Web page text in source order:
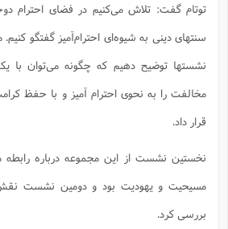
توتام گفت: تلاش می‌کنیم در فضای احترام
سنتهای دینی به شیوه‌ای احترام‌آمیز گفتگو
نشستها توضیح دهیم که چگونه می‌توان با
مخالفت را به نحوی احترام آمیز و با حفظ
قرار داد.
نخستین نشست از این مجموعه درباره رابطه
مسیحیت و یهودیت بود و دومین نشست نقش
بررسی کرد.